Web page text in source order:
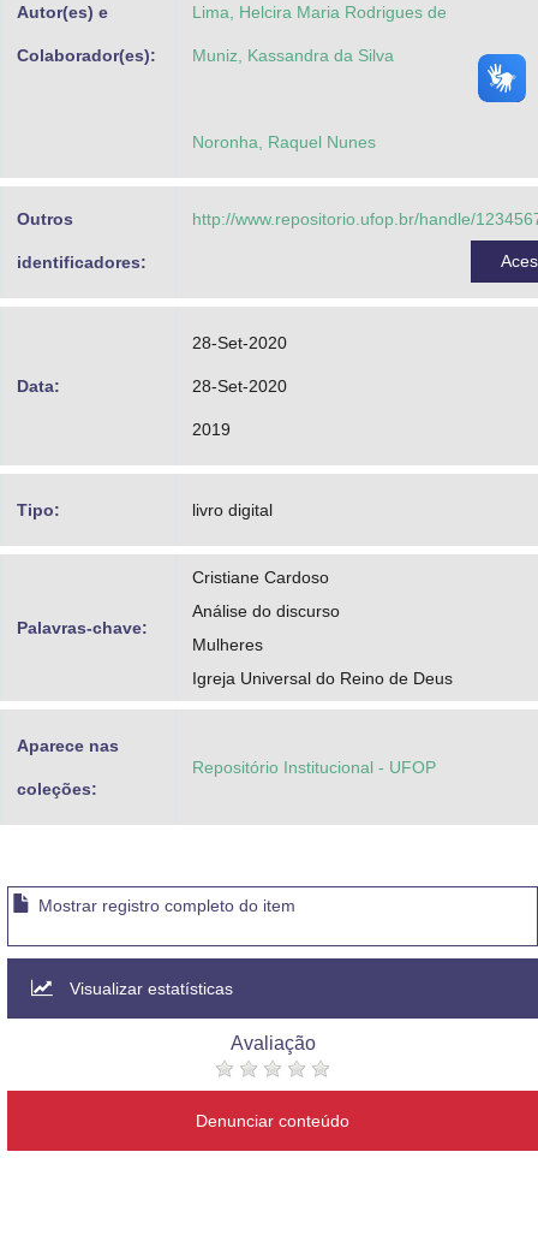
Autor(es) e
Colaborador(es):
Lima, Helcira Maria Rodrigues de
Muniz, Kassandra da Silva
Noronha, Raquel Nunes
Outros
identificadores:
http://www.repositorio.ufop.br/handle/
Data:
28-Set-2020
28-Set-2020
2019
Tipo: livro digital
Palavras-chave:
Cristiane Cardoso
Análise do discurso
Mulheres
Igreja Universal do Reino de Deus
Aparece nas
coleções:
Repositório Institucional - UFOP
Mostrar registro completo do item
Visualizar estatísticas
Avaliação
Denunciar conteúdo